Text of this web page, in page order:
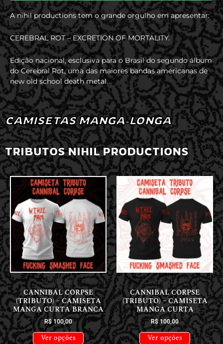
A nihil productions tem o grande orgulho em apresentar:
CEREBRAL ROT – EXCRETION OF MORTALITY.
Edição nacional, esclusiva para o Brasil do segundo álbum
do Cerebral Rot, uma das maiores bandas americanas de
new old school death metal.
CAMISETAS MANGA-LONGA
TRIBUTOS NIHIL PRODUCTIONS
NOVIDADES
CANNIBAL CORPSE
(TRIBUTO) – CAMISETA
MANGA CURTA BRANCA
R$100,00
Ver opções
NOVIDADES
CANNIBAL CORPSE
(TRIBUTO) – CAMISETA
MANGA CURTA
R$100,00
Ver opções